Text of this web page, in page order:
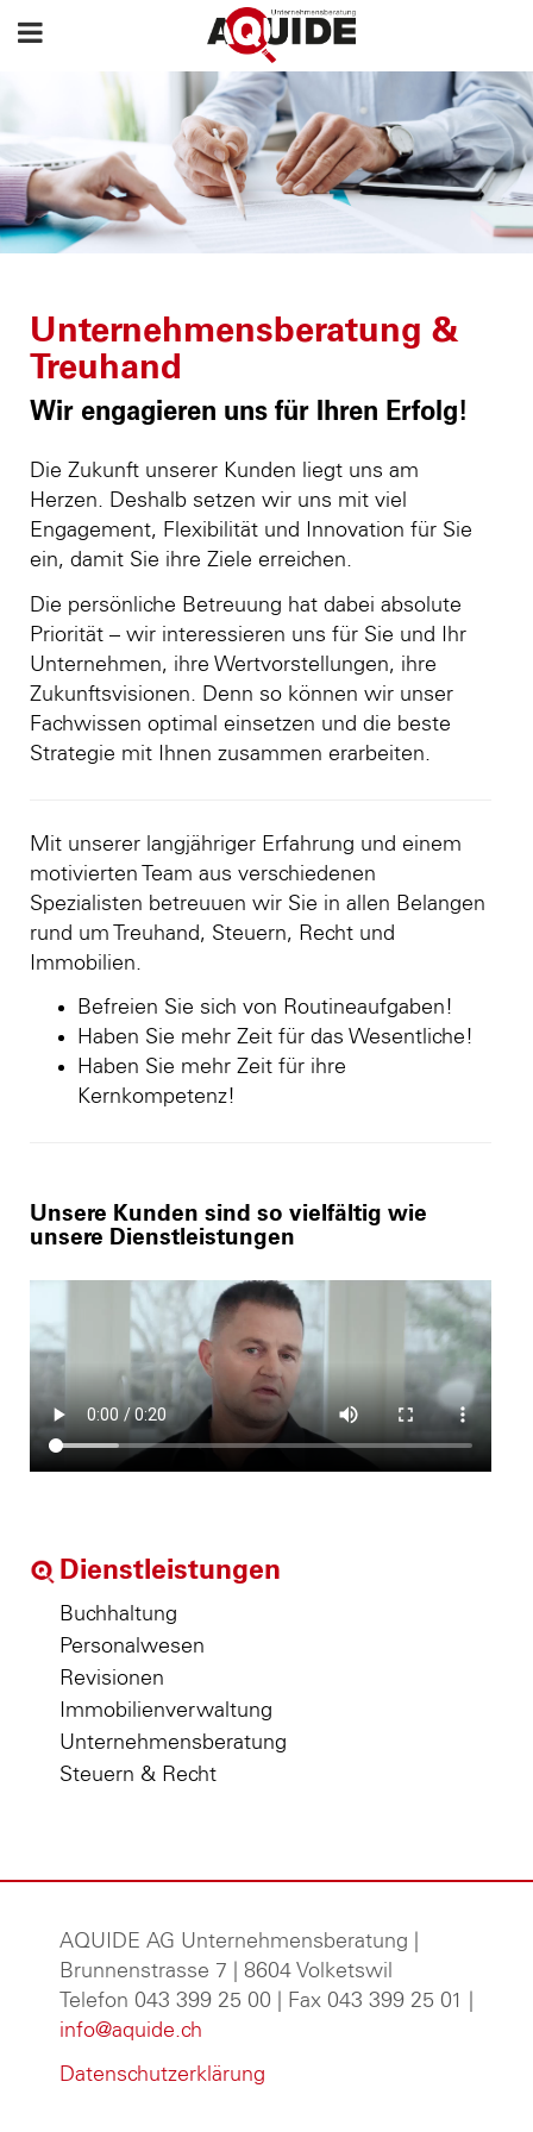
Unternehmensberatung &
Treuhand
Wir engagieren uns für Ihren Erfolg!
Die Zukunft unserer Kunden liegt uns am
Herzen. Deshalb setzen wir uns mit viel
Engagement, Flexibilität und Innovation für Sie
ein, damit Sie ihre Ziele erreichen.
Die persönliche Betreuung hat dabei absolute
Priorität – wir interessieren uns für Sie und Ihr
Unternehmen, ihre Wertvorstellungen, ihre
Zukunftsvisionen. Denn so können wir unser
Fachwissen optimal einsetzen und die beste
Strategie mit Ihnen zusammen erarbeiten.
Mit unserer langjähriger Erfahrung und einem
motivierten Team aus verschiedenen
Spezialisten betreuuen wir Sie in allen Belangen
rund um Treuhand, Steuern, Recht und
Immobilien.
Befreien Sie sich von Routineaufgaben!
Haben Sie mehr Zeit für das Wesentliche!
Haben Sie mehr Zeit für ihre
Kernkompetenz!
Unsere Kunden sind so vielfältig wie
unsere Dienstleistungen
Dienstleistungen
Buchhaltung
Personalwesen
Revisionen
Immobilienverwaltung
Unternehmensberatung
Steuern & Recht
AQUIDE AG Unternehmensberatung
Brunnenstrasse 7 | 8604 Volketswil
Telefon 043 399 25 00 | Fax 043 399 25 01 |
info@aquide.ch
Datenschutzerklärung